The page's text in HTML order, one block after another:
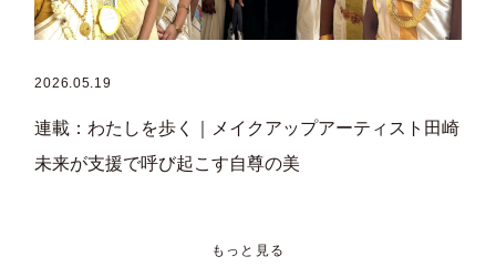
2026.05.19
連載：わたしを歩く｜メイクアップアーティスト田崎
未来が支援で呼び起こす自尊の美
もっと見る